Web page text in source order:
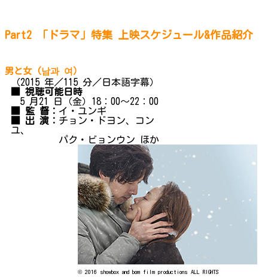
Part2 「ドラマ」特集 上映スケジュール&作品紹介
男と女 (남과 여）
（2015 年／115 分／日本語字幕）
■ 視聴可能日時
5 月21 日（金）18：00～22：00
■ 監 督： イ・ユンギ
■ 出 演： チョン・ドヨン、コン
ユ、
パク・ビョンウン ほか
© 2016 showbox and bom film productions ALL RIGHTS